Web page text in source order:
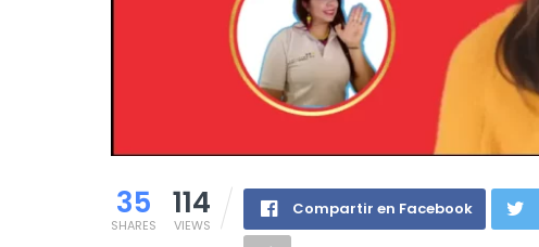
35
SHARES
114
VIEWS
Compartir en Facebook